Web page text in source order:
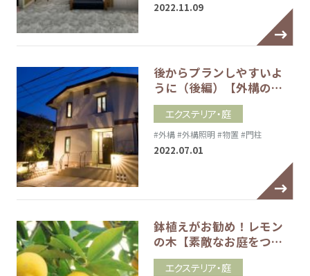
2022.11.09
後からプランしやすいよ
うに（後編）【外構の…
エクステリア・庭
#外構#外構照明 #物置 #門柱
2022.07.01
鉢植えがお勧め！レモン
の木【素敵なお庭をつ…
エクステリア・庭